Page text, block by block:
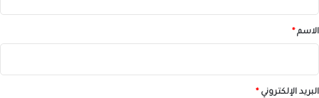
*الاسم*
البريد الإلكتروني*